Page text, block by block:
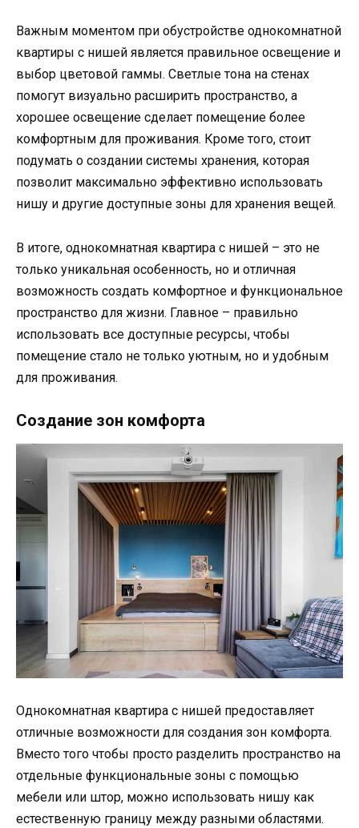
Важным моментом при обустройстве однокомнатной
квартиры с нишей является правильное освещение и
выбор цветовой гаммы. Светлые тона на стенах
помогут визуально расширить пространство, а
хорошее освещение сделает помещение более
комфортным для проживания. Кроме того, стоит
подумать о создании системы хранения, которая
позволит максимально эффективно использовать
нишу и другие доступные зоны для хранения вещей.
В итоге, однокомнатная квартира с нишей – это не
только уникальная особенность, но и отличная
возможность создать комфортное и функциональное
пространство для жизни. Главное – правильно
использовать все доступные ресурсы, чтобы
помещение стало не только уютным, но и удобным
для проживания.
Создание зон комфорта
Однокомнатная квартира с нишей предоставляет
отличные возможности для создания зон комфорта.
Вместо того чтобы просто разделить пространство на
отдельные функциональные зоны с помощью
мебели или штор, можно использовать нишу как
естественную границу между разными областями.